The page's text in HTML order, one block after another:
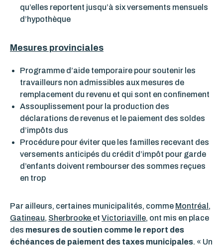
qu’elles reportent jusqu’à six versements mensuels
d’hypothèque
Mesures provinciales
Programme d’aide temporaire pour soutenir les
travailleurs non admissibles aux mesures de
remplacement du revenu et qui sont en confinement
Assouplissement pour la production des
déclarations de revenus et le paiement des soldes
d’impôts dus
Procédure pour éviter que les familles recevant des
versements anticipés du crédit d’impôt pour garde
d’enfants doivent rembourser des sommes reçues
en trop
Par ailleurs, certaines municipalités, comme Montréal ,
Gatineau, Sherbrooke et Victoriaville, ont mis en place
des mesures de soutien comme le report des
échéances de paiement des taxes municipales. « Un